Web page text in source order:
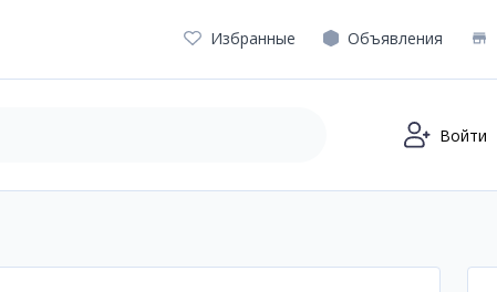
Избранные Объявления
Войти